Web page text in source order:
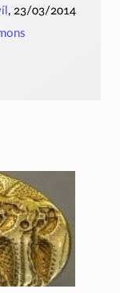
, 23/03/2014